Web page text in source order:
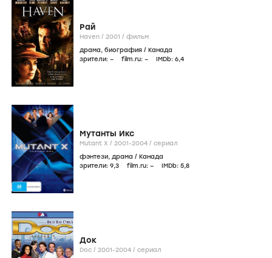
Рай
Haven / 2001 / фильм
драма, биография / Канада
зрители: – film.ru: – IMDb: 6,4
Мутанты Икс
Mutant X / 2001-2004 / сериал
фэнтези, драма / Канада
зрители: 9,3 film.ru: – IMDb: 5,8
Док
Doc / 2001-2004 / сериал